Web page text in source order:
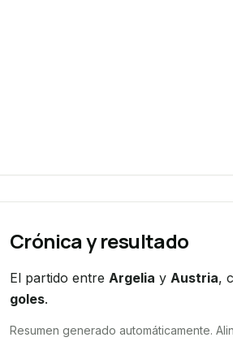
Crónica y resultado
El partido entre Argelia y Austria,
goles.
Resumen generado automáticamente.